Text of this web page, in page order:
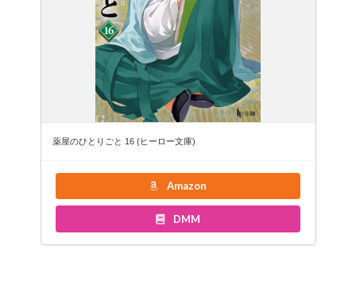
薬屋のひとりごと 16 (ヒーロー文庫)
Amazon
DMM